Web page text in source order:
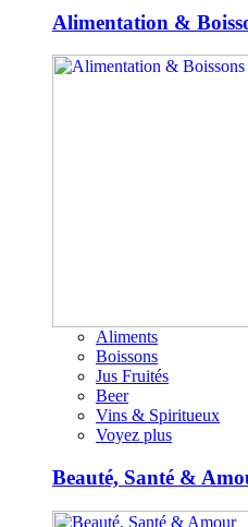
Alimentation &
Aliments
Boissons
Jus Fruités
Beer
Vins & Spiritueux
Voyez plus
Beauté, Santé &